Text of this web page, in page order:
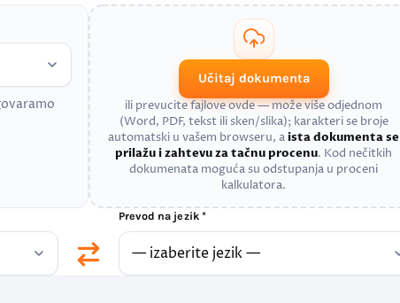
Učitaj dokumenta
ili prevucite fajlove ovde — može više odjednom
(Word, PDF, tekst ili sken/slika); karakteri se broje
automatski u vašem browseru, aista dokumenta se
prilažu i zahtevu za tačnu procenu. Kod nečitkih
dokumenata moguća su odstupanja u proceni
kalkulatora.
Prevod na jezik *